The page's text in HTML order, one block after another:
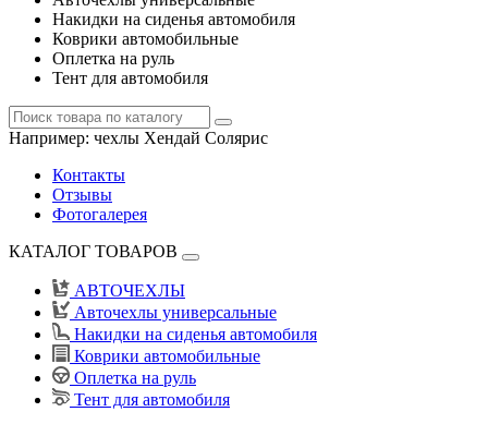
Накидки на сиденья автомобиля
Коврики автомобильные
Оплетка на руль
Тент для автомобиля
Например: чехлы Хендай Солярис
Контакты
Отзывы
Фотогалерея
КАТАЛОГ ТОВАРОВ
АВТОЧЕХЛЫ
Авточехлы универсальные
Накидки на сиденья автомобиля
Коврики автомобильные
Оплетка на руль
Тент для автомобиля